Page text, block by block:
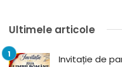
Ultimele articole
Invitație de